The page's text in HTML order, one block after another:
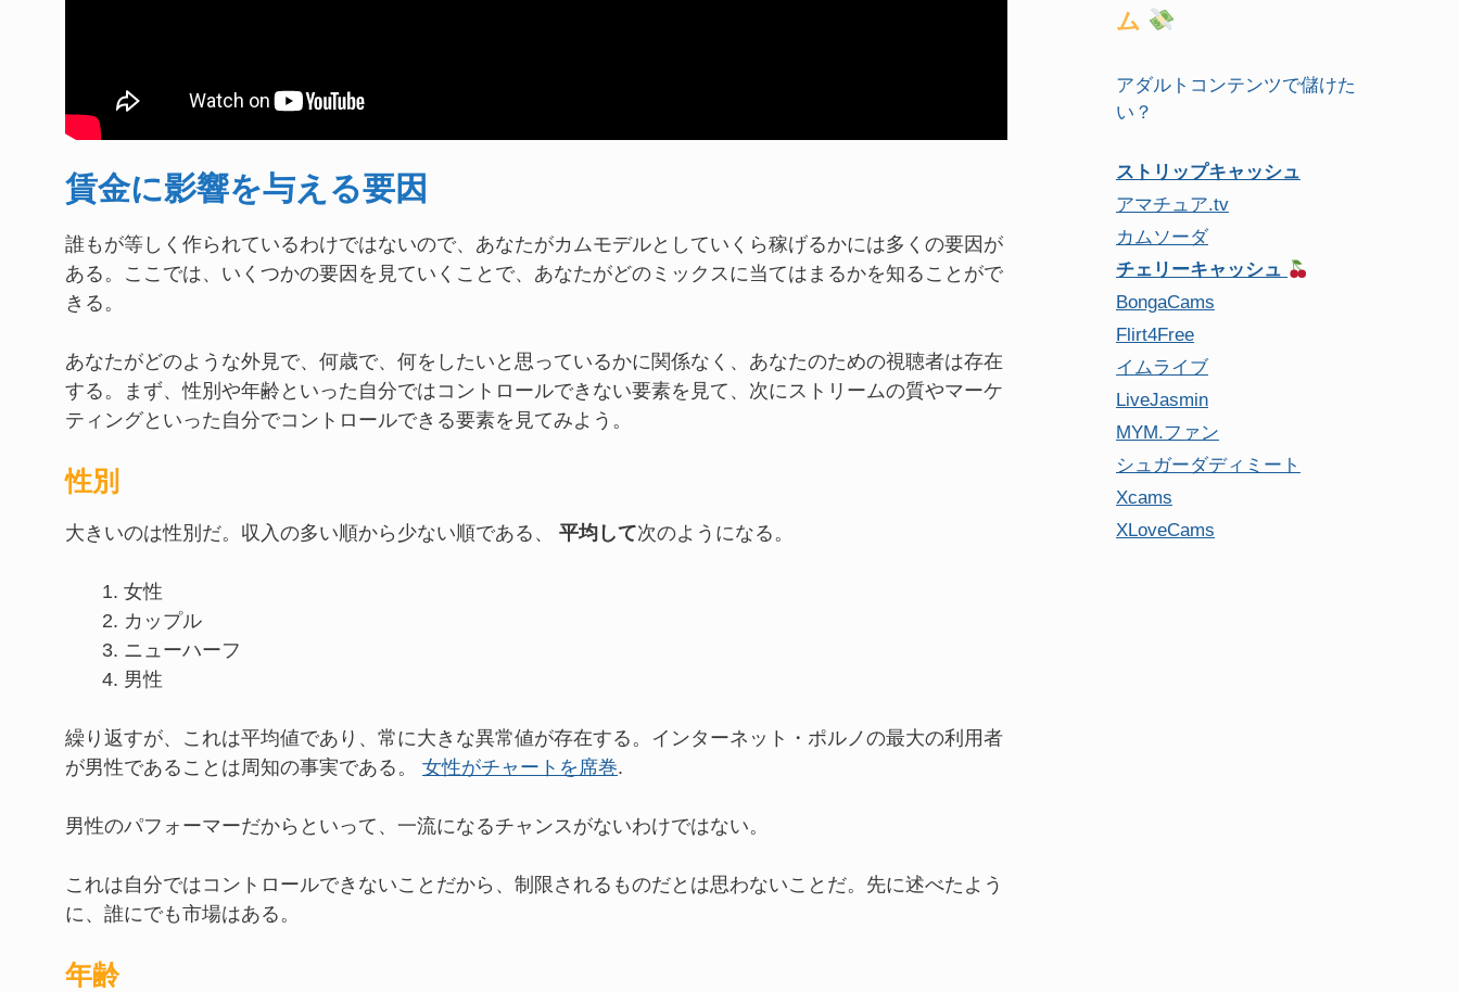
賃金に影響を与える要因
誰もが等しく作られているわけではないので、あなたがカムモデルとしていくら稼げるかには多くの要因が
ある。ここでは、いくつかの要因を見ていくことで、あなたがどのミックスに当てはまるかを知ることがで
きる。
あなたがどのような外見で、何歳で、何をしたいと思っているかに関係なく、あなたのための視聴者は存在
する。まず、性別や年齢といった自分ではコントロールできない要素を見て、次にストリームの質やマーケ
ティングといった自分でコントロールできる要素を見てみよう。
性別
大きいのは性別だ。収入の多い順から少ない順である、 平均して次のようになる。
女性
カップル
ニューハーフ
男性
繰り返すが、これは平均値であり、常に大きな異常値が存在する。インターネット・ポルノの最大の利用者
が男性であることは周知の事実である。 女性がチャートを席巻.
男性のパフォーマーだからといって、一流になるチャンスがないわけではない。
これは自分ではコントロールできないことだから、制限されるものだとは思わないことだ。先に述べたよう
に、誰にでも市場はある。
年齢
ム
アダルトコンテンツで儲けた
い？
ストリップキャッシュ
アマチュア.tv
カムソーダ
チェリーキャッシュ
BongaCams
Flirt4Free
イムライブ
LiveJasmin
MYM.ファン
シュガーダディミート
Xcams
XLoveCams